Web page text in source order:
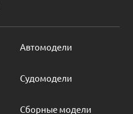
Автомодели
Судомодели
Сборные модели